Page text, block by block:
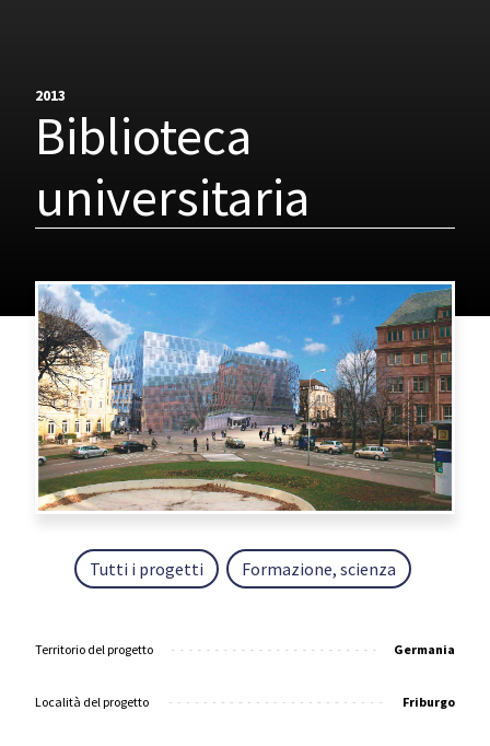
2013
Biblioteca
universitaria
Tutti i progetti Formazione, scienza
Territorio del progetto Germania
Località del progetto Friburgo